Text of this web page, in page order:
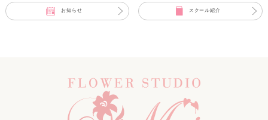
お知らせ スクール紹介